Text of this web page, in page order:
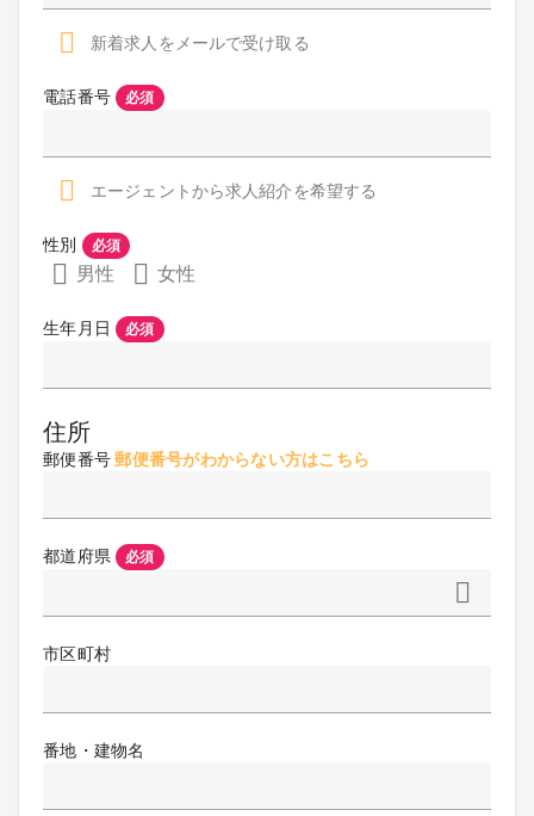
新着求人をメールで受け取る
電話番号 必須
エージェントから求人紹介を希望する
性別 必須
男性 女性
生年月日 必須
住所
郵便番号郵便番号がわからない方はこちら
都道府県 必須
市区町村
番地・建物名